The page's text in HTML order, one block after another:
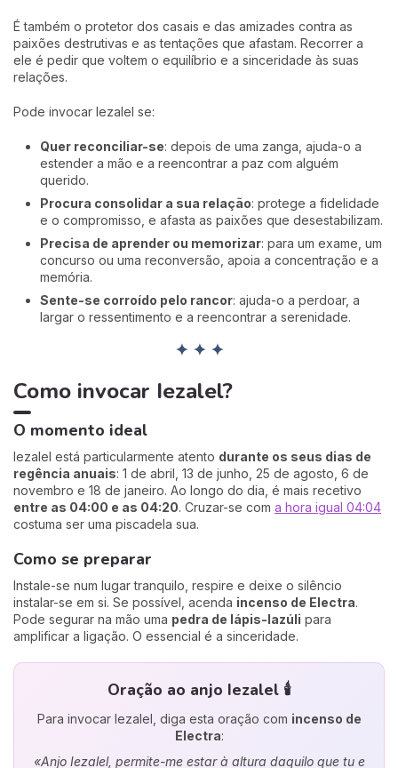
É também o protetor dos casais e das amizades contra as
paixões destrutivas e as tentações que afastam. Recorrer a
ele é pedir que voltem o equilíbrio e a sinceridade às suas
relações.
Pode invocar Iezalel se:
Quer reconciliar-se: depois de uma zanga, ajuda-o a
estender a mão e a reencontrar a paz com alguém
querido.
Procura consolidar a sua relação: protege a fidelidade
e o compromisso, e afasta as paixões que desestabilizam.
Precisa de aprender ou memorizar: para um exame, um
concurso ou uma reconversão, apoia a concentração e a
memória.
Sente-se corroído pelo rancor: ajuda-o a perdoar, a
largar o ressentimento e a reencontrar a serenidade.
✦ ✦ ✦
Como invocar Iezalel?
O momento ideal
Iezalel está particularmente atento durante os seus dias de
regência anuais: 1 de abril, 13 de junho, 25 de agosto, 6 de
novembro e 18 de janeiro. Ao longo do dia, é mais recetivo
entre as 04:00 e as 04:20. Cruzar-se com a hora igual 04:04
costuma ser uma piscadela sua.
Como se preparar
Instale-se num lugar tranquilo, respire e deixe o silêncio
instalar-se em si. Se possível, acenda incenso de Electra.
Pode segurar na mão uma pedra de lápis-lazúli para
amplificar a ligação. O essencial é a sinceridade.
Oração ao anjo Iezalel 🕯️
Para invocar Iezalel, diga esta oração com incenso de
Electra:
«Anjo Iezalel, permite-me estar à altura daquilo que tu e